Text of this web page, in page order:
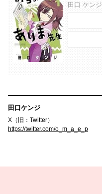
田口 ケンジ
田口ケンジ
X（旧：Twitter）
https://twitter.com/o_m_a_e_p